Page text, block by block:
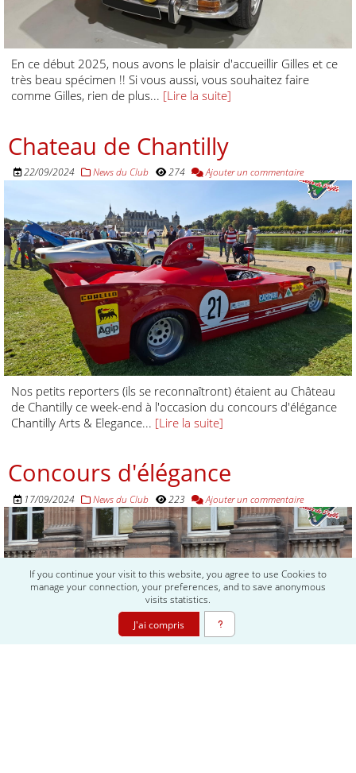
If you continue your visit to this website, you agree to use Cookies to
manage your connection, your preferences, and to save anonymous
visits statistics.
J'ai compris
En ce début 2025, nous avons le plaisir d'accueillir Gilles et ce
très beau spécimen !! Si vous aussi, vous souhaitez faire
comme Gilles, rien de plus... [Lire la suite]
Chateau de Chantilly
22/09/2024 News du Club 274 Ajouter un commentaire
Nos petits reporters (ils se reconnaîtront) étaient au Château
de Chantilly ce week-end à l'occasion du concours d'élégance
Chantilly Arts & Elegance... [Lire la suite]
Concours d'élégance
17/09/2024 News du Club 223 Ajouter un commentaire